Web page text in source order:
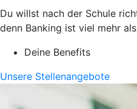
Du willst nach der Schule
denn Banking ist viel mehr
Deine Benefits
Unsere Stellenangebote